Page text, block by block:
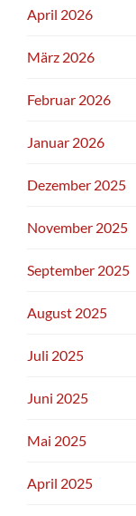
April 2026
März 2026
Februar 2026
Januar 2026
Dezember 2025
November 2025
September 2025
August 2025
Juli 2025
Juni 2025
Mai 2025
April 2025